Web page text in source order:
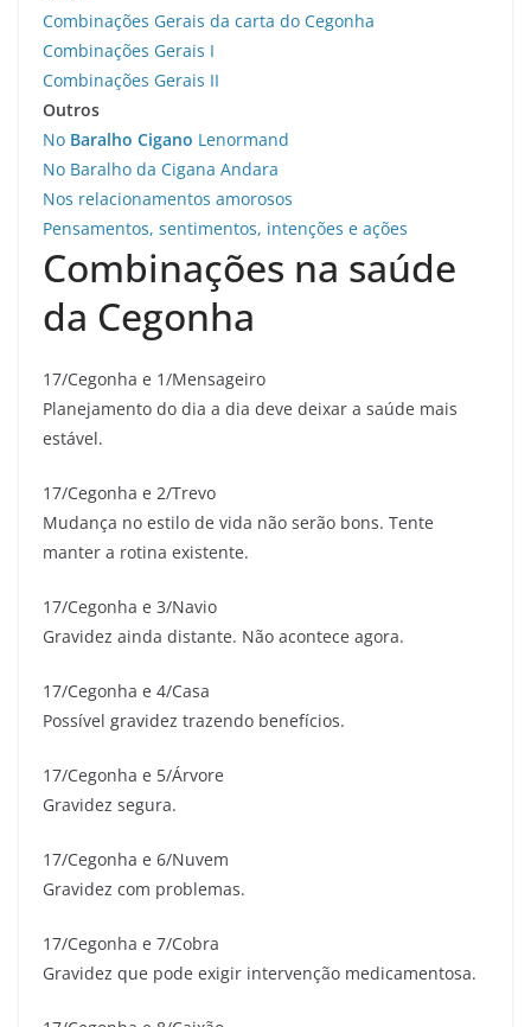
Combinações Gerais da carta do Cegonha
Combinações Gerais I
Combinações Gerais II
Outros
No Baralho Cigano Lenormand
No Baralho da Cigana Andara
Nos relacionamentos amorosos
Pensamentos, sentimentos, intenções e ações
Combinações na saúde
da Cegonha
17/Cegonha e 1/Mensageiro
Planejamento do dia a dia deve deixar a saúde mais
estável.
17/Cegonha e 2/Trevo
Mudança no estilo de vida não serão bons. Tente
manter a rotina existente.
17/Cegonha e 3/Navio
Gravidez ainda distante. Não acontece agora.
17/Cegonha e 4/Casa
Possível gravidez trazendo benefícios.
17/Cegonha e 5/Árvore
Gravidez segura.
17/Cegonha e 6/Nuvem
Gravidez com problemas.
17/Cegonha e 7/Cobra
Gravidez que pode exigir intervenção medicamentosa.